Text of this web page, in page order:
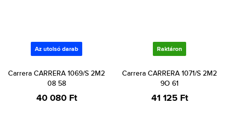
Az utolsó darab
Carrera CARRERA 1069/S 2M2
08 58
40 080 Ft
Raktáron
Carrera CARRERA 1071/S 2M2
9O 61
41 125 Ft